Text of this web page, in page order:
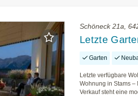
Schöneck 21a,
Letzte
Garten
Letzte verfügbare
Wohnung in Stams –
Verkauf steht eine